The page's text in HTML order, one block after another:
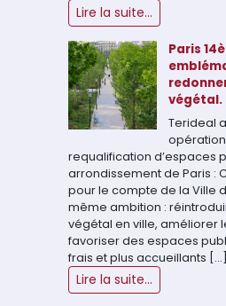
Lire la suite...
Paris
végétal.
Terideal
requalification d’espaces
arrondissement de Paris :
pour le compte de la Ville
même ambition :
végétal en ville, améliorer
favoriser des espaces
frais et plus accueillants […]
Lire la suite...